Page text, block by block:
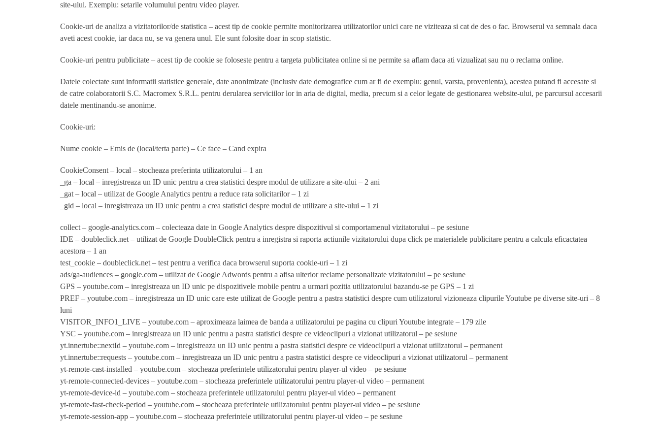
site-ului. Exemplu: setarile volumului pentru video player.
Cookie-uri de analiza a vizitatorilor/de statistica – acest tip de cookie permite monitorizarea utilizatorilor unici care ne viziteaza si cat de des o fac. Browserul va semnala daca
aveti acest cookie, iar daca nu, se va genera unul. Ele sunt folosite doar in scop statistic.
Cookie-uri pentru publicitate – acest tip de cookie se foloseste pentru a targeta publicitatea online si ne permite sa aflam daca ati vizualizat sau nu o reclama online.
Datele colectate sunt informatii statistice generale, date anonimizate (inclusiv date demografice cum ar fi de exemplu: genul, varsta, provenienta), acestea putand fi accesate si
de catre colaboratorii S.C. Macromex S.R.L. pentru derularea serviciilor lor in aria de digital, media, precum si a celor legate de gestionarea website-ului, pe parcursul accesarii
datele mentinandu-se anonime.
Cookie-uri:
Nume cookie – Emis de (local/terta parte) – Ce face – Cand expira
CookieConsent – local – stocheaza preferinta utilizatorului – 1 an
_ga – local – inregistreaza un ID unic pentru a crea statistici despre modul de utilizare a site-ului – 2 ani
_gat – local – utilizat de Google Analytics pentru a reduce rata solicitarilor – 1 zi
_gid – local – inregistreaza un ID unic pentru a crea statistici despre modul de utilizare a site-ului – 1 zi
collect – google-analytics.com – colecteaza date in Google Analytics despre dispozitivul si comportamenul vizitatorului – pe sesiune
IDE – doubleclick.net – utilizat de Google DoubleClick pentru a inregistra si raporta actiunile vizitatorului dupa click pe materialele publicitare pentru a calcula eficactatea
acestora – 1 an
test_cookie – doubleclick.net – test pentru a verifica daca browserul suporta cookie-uri – 1 zi
ads/ga-audiences – google.com – utilizat de Google Adwords pentru a afisa ulterior reclame personalizate vizitatorului – pe sesiune
GPS – youtube.com – inregistreaza un ID unic pe dispozitivele mobile pentru a urmari pozitia utilizatorului bazandu-se pe GPS – 1 zi
PREF – youtube.com – inregistreaza un ID unic care este utilizat de Google pentru a pastra statistici despre cum utilizatorul vizioneaza clipurile Youtube pe diverse site-uri – 8
luni
VISITOR_INFO1_LIVE – youtube.com – aproximeaza laimea de banda a utilizatorului pe pagina cu clipuri Youtube integrate – 179 zile
YSC – youtube.com – inregistreaza un ID unic pentru a pastra statistici despre ce videoclipuri a vizionat utilizatorul – pe sesiune
yt.innertube::nextId – youtube.com – inregistreaza un ID unic pentru a pastra statistici despre ce videoclipuri a vizionat utilizatorul – permanent
yt.innertube::requests – youtube.com – inregistreaza un ID unic pentru a pastra statistici despre ce videoclipuri a vizionat utilizatorul – permanent
yt-remote-cast-installed – youtube.com – stocheaza preferintele utilizatorului pentru player-ul video – pe sesiune
yt-remote-connected-devices – youtube.com – stocheaza preferintele utilizatorului pentru player-ul video – permanent
yt-remote-device-id – youtube.com – stocheaza preferintele utilizatorului pentru player-ul video – permanent
yt-remote-fast-check-period – youtube.com – stocheaza preferintele utilizatorului pentru player-ul video – pe sesiune
yt-remote-session-app – youtube.com – stocheaza preferintele utilizatorului pentru player-ul video – pe sesiune